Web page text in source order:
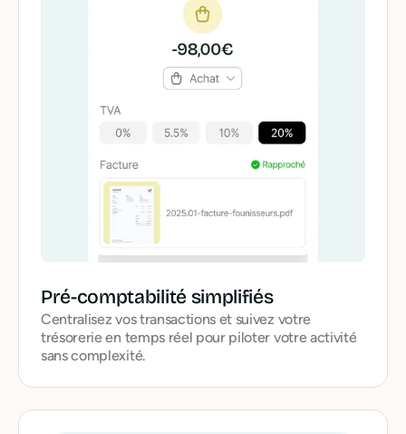
Pré-comptabilité simplifiés
Centralisez vos transactions et suivez votre
trésorerie en temps réel pour piloter votre activité
sans complexité.